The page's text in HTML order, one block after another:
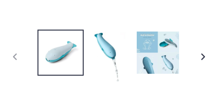
DIAPOSITIVE
PRÉCÉDENTE